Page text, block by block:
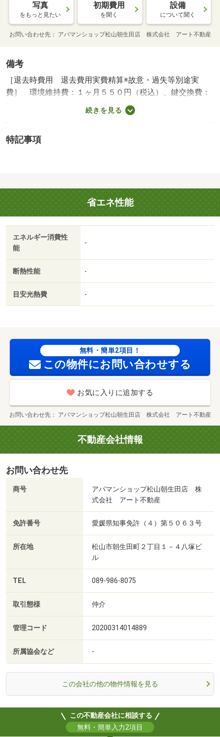
写真
をもっと見たい
初期費用
を聞く
設備
について聞く
お問い合わせ先 アパマンショップ松山朝生田店 株式会社 アート不動産
備考
［退去時費用 退去費用実費精算※故意・過失等別途実
費］ 環境維持費：１ヶ月５５０円（税込）、鍵交換費：
ご契約時１６５００円（税込）、退去時清掃費：５２２５
０円（税込）、インターネット利用料：有料、更新手数
９６１７９４２・賃貸保証等：加入要（家賃等の１００％
なし・駐輪場：有
続きを見る
特記事項
省エネ性能
エネルギー消費性
能
-
断熱性能 -
目安光熱費 -
無料・簡単2項目！
この物件にお問い合わせする
お気に入りに追加する
お問い合わせ先 アパマンショップ松山朝生田店 株式会社 アート不動産
不動産会社情報
お問い合わせ先
商号
アパマンショップ松山朝生田店 株
式会社 アート不動産
免許番号 愛媛県知事免許（４）第５０６３号
所在地
松山市朝生田町２丁目１－４八塚ビ
ル
TEL 089-986-8075
取引態様 仲介
管理コード 20200314014889
所属協会など -
この会社の他の物件情報を見る
この不動産会社に相談する
無料・簡単入力2項目